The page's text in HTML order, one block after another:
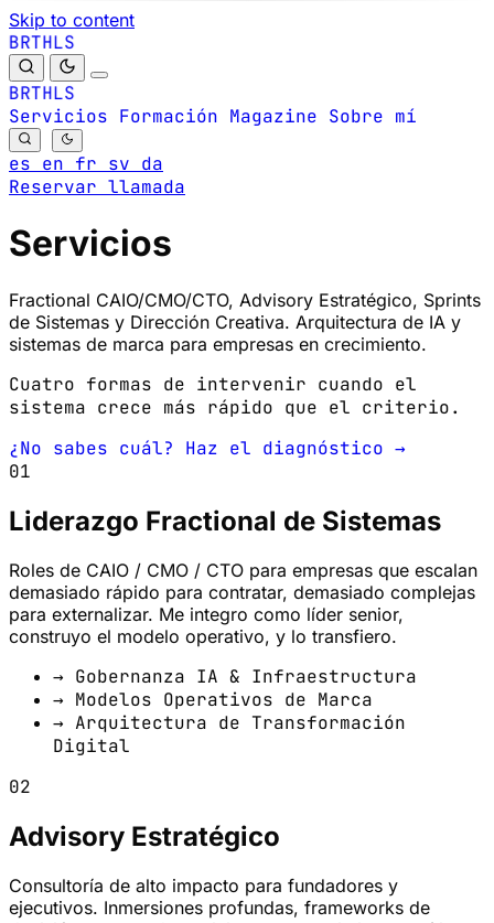
Skip to content
BRTHLS
BRTHLS
Servicios Formación Magazine Sobre mí
es en fr sv da
Reservar llamada
Servicios
Fractional CAIO/CMO/CTO, Advisory Estratégico, Sprints
de Sistemas y Dirección Creativa. Arquitectura de IA y
sistemas de marca para empresas en crecimiento.
Cuatro formas de intervenir cuando el
sistema crece más rápido que el criterio.
¿No sabes cuál? Haz el diagnóstico →
01
Liderazgo Fractional de Sistemas
Roles de CAIO / CMO / CTO para empresas que escalan
demasiado rápido para contratar, demasiado complejas
para externalizar. Me integro como líder senior,
construyo el modelo operativo, y lo transfiero.
→ Gobernanza IA & Infraestructura
→ Modelos Operativos de Marca
→ Arquitectura de Transformación
Digital
02
Advisory Estratégico
Consultoría de alto impacto para fundadores y
ejecutivos. Inmersiones profundas, frameworks de